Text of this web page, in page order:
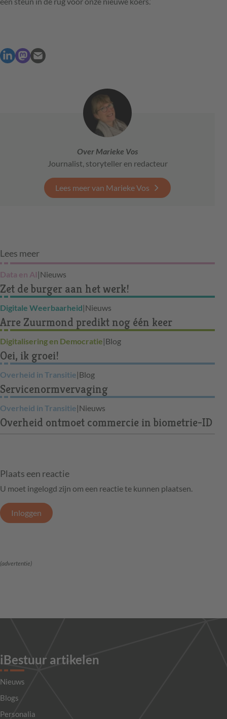
Over Marieke Vos
Journalist, storyteller en redacteur
Lees meer van Marieke Vos
Lees meer
Data en AI |Nieuws
Zet de burger aan het werk!
Digitale Weerbaarheid|Nieuws
Arre Zuurmond predikt nog één keer
Digitalisering en Democratie|Blog
Oei, ik groei!
Overheid in Transitie|Blog
Servicenormvervaging
Overheid in Transitie|Nieuws
Overheid ontmoet commercie in biometrie-ID
Plaats een reactie
U moet ingelogd zijn om een reactie te kunnen plaatsen.
Inloggen
(advertentie)
iBestuur artikelen
Nieuws
Blogs
Personalia